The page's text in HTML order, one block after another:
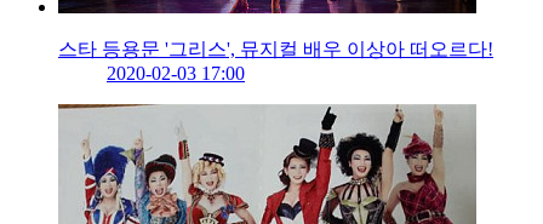
스타 등용문 '그리스', 뮤지컬 배우 이상아 떠오르다!
2020-02-03 17:00